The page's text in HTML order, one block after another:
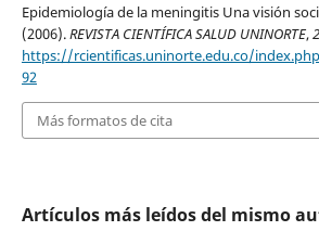
Epidemiología de la meningitis Una visión
(2006).REVISTA CIENTÍFICA SALUD UNINORTE,
https://rcientificas.uninorte.edu.co/
92
Más formatos de cita
Artículos más leídos del mismo